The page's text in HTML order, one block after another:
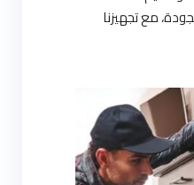
مع تجهيزنا